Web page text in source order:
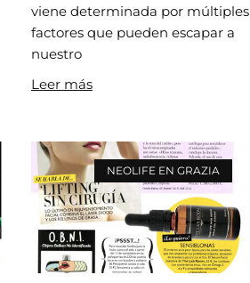
viene determinada por múltiples
factores que pueden escapar a
nuestro
Leer más
NEOLIFE EN GRAZIA